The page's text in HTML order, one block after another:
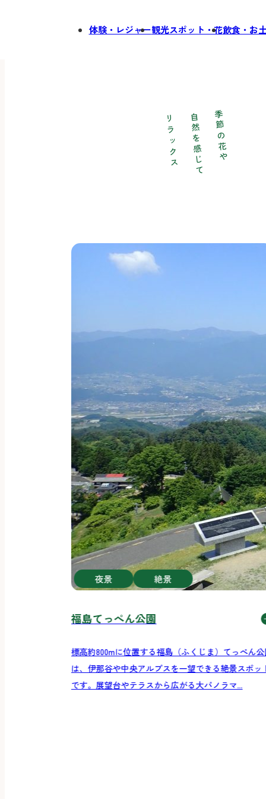
体験・レジャー観光スポット・花飲食・お
季節の花や
自然を感じて
リラックス
夜景 絶景
福島てっぺん公園
標高約800mに位置する福島（ふくじま）てっぺん
は、伊那谷や中央アルプスを一望できる絶景スポッ
です。展望台やテラスから広がる大パノラマ...